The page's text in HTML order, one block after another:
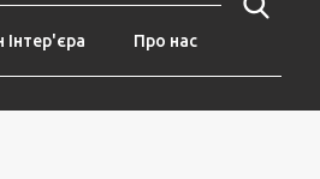
Про нас